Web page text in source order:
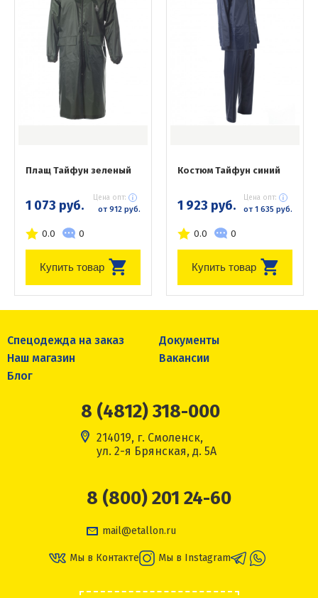
Плащ Тайфун зеленый
1 073 руб. Цена опт:
от 912 руб.
0.0 0
Купить товар
Костюм Тайфун синий
1 923 руб. Цена опт:
от 1 635 руб.
0.0 0
Купить товар
Спецодежда на заказ
Документы
Наш магазин
Вакансии
Блог
8 (4812) 318-000
214019, г. Смоленск,
ул. 2-я Брянская, д. 5А
8 (800) 201 24-60
mail@etallon.ru
Мы в Контакте Мы в Instagram